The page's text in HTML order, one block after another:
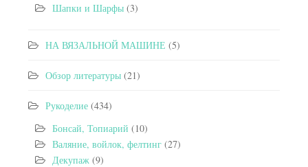
Шапки и Шарфы (3)
НА ВЯЗАЛЬНОЙ МАШИНЕ (5)
Обзор литературы (21)
Рукоделие (434)
Бонсай, Топиарий (10)
Валяние, войлок, фелтинг (27)
Декупаж (9)